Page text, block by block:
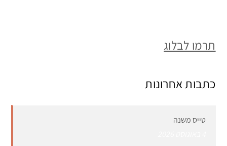
תרמו לבלוג
כתבות אחרונות
טייס משנה